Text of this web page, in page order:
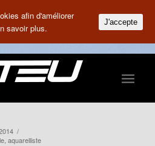
/
aquarelliste
afin d'améliorer
savoir plus.
J'accepte